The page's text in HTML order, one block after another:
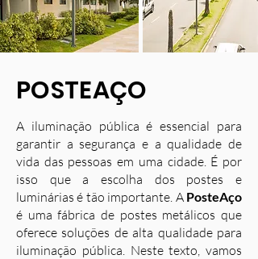
POSTEAÇO
A iluminação pública é essencial para
garantir a segurança e a qualidade de
vida das pessoas em uma cidade. É por
isso que a escolha dos postes e
luminárias é tão importante. A PosteAço
é uma fábrica de postes metálicos que
oferece soluções de alta qualidade para
iluminação pública. Neste texto, vamos